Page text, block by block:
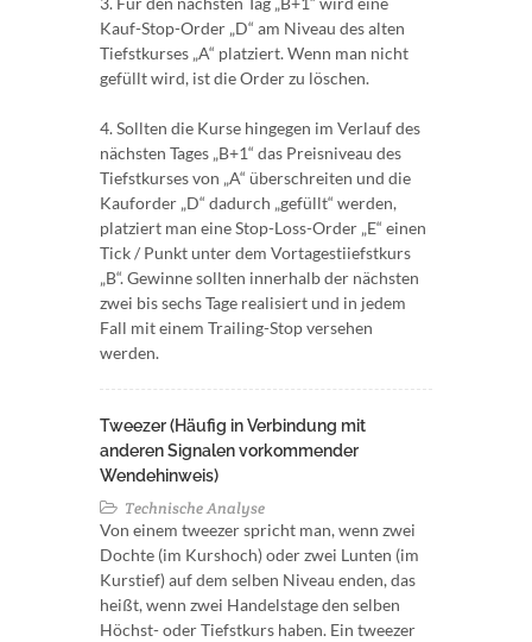
Kauf-Stop-Order „D“ am Niveau des alten
Tiefstkurses „A“ platziert. Wenn man nicht
gefüllt wird, ist die Order zu löschen.
4. Sollten die Kurse hingegen im Verlauf des
nächsten Tages „B+1“ das Preisniveau des
Tiefstkurses von „A“ überschreiten und die
Kauforder „D“ dadurch „gefüllt“ werden,
platziert man eine Stop-Loss-Order „E“ einen
Tick / Punkt unter dem Vortagestiiefstkurs
„B“. Gewinne sollten innerhalb der nächsten
zwei bis sechs Tage realisiert und in jedem
Fall mit einem Trailing-Stop versehen
werden.
Tweezer (Häufig in Verbindung mit
anderen Signalen vorkommender
Wendehinweis)
Technische Analyse
Von einem tweezer spricht man, wenn zwei
Dochte (im Kurshoch) oder zwei Lunten (im
Kurstief) auf dem selben Niveau enden, das
heißt, wenn zwei Handelstage den selben
Höchst- oder Tiefstkurs haben. Ein tweezer